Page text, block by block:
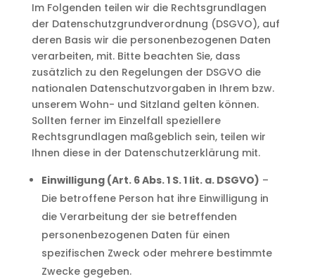
Im Folgenden teilen wir die Rechtsgrundlagen
der Datenschutzgrundverordnung (DSGVO), auf
deren Basis wir die personenbezogenen Daten
verarbeiten, mit. Bitte beachten Sie, dass
zusätzlich zu den Regelungen der DSGVO die
nationalen Datenschutzvorgaben in Ihrem bzw.
unserem Wohn- und Sitzland gelten können.
Sollten ferner im Einzelfall speziellere
Rechtsgrundlagen maßgeblich sein, teilen wir
Ihnen diese in der Datenschutzerklärung mit.
Einwilligung (Art. 6 Abs. 1 S. 1 lit. a. DSGVO) –
Die betroffene Person hat ihre Einwilligung in
die Verarbeitung der sie betreffenden
personenbezogenen Daten für einen
spezifischen Zweck oder mehrere bestimmte
Zwecke gegeben.